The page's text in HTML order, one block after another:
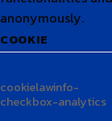
cookielawinfo-
checkbox-necessary